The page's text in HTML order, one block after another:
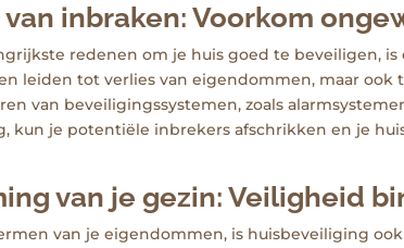
inbraken: Voorkom
redenen om je huis goed te beveiligen,
leiden tot verlies van eigendommen, maar ook
van beveiligingssystemen, zoals
kun je potentiële inbrekers afschrikken en je
van je gezin: Veiligheid
van je eigendommen, is huisbeveiliging